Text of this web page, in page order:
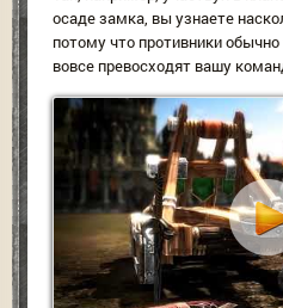
осаде замка, вы узнаете
потому что противники
вовсе превосходят вашу